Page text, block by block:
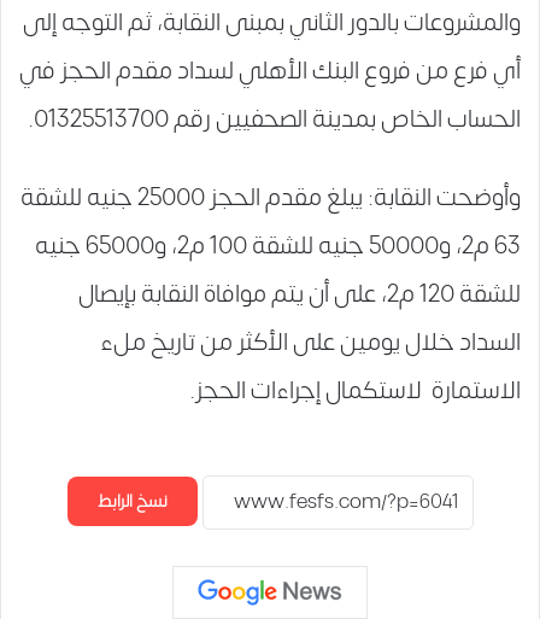
والمشروعات بالدور الثاني بمبنى النقابة، ثم التوجه إلى
أي فرع من فروع البنك الأهلي لسداد مقدم الحجز في
الحساب الخاص بمدينة الصحفيين رقم 01325513700.
وأوضحت النقابة: يبلغ مقدم الحجز 25000 جنيه للشقة
63 م2، و50000 جنيه للشقة 100 م2، و65000 جنيه
للشقة 120 م2، على أن يتم موافاة النقابة بإيصال
السداد خلال يومين على الأكثر من تاريخ ملء
الاستمارة لاستكمال إجراءات الحجز.
نسخ الرابط